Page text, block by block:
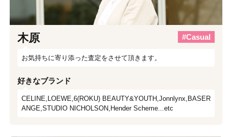
木原 #Casual
お気持ちに寄り添った査定をさせて頂きます。
好きなブランド
CELINE,LOEWE,6(ROKU) BEAUTY&YOUTH,Jonnlynx,BASER
ANGE,STUDIO NICHOLSON,Hender Scheme...etc